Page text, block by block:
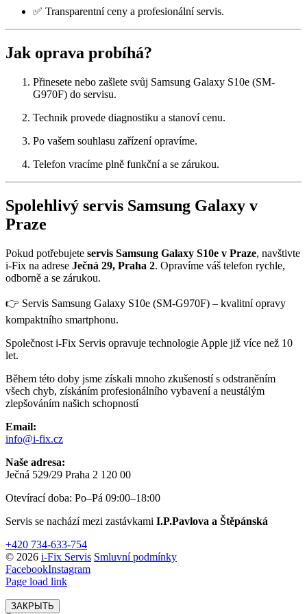
✅ Transparentní ceny a profesionální servis.
Jak oprava probíhá?
Přinesete nebo zašlete svůj Samsung Galaxy S10e (SM-
G970F) do servisu.
Technik provede diagnostiku a stanoví cenu.
Po vašem souhlasu zařízení opravíme.
Telefon vracíme plně funkční a se zárukou.
Spolehlivý servis Samsung Galaxy v
Praze
Pokud potřebujete servis Samsung Galaxy S10e v Praze, navštivte
i-Fix na adrese Ječná 29, Praha 2. Opravíme váš telefon rychle,
odborně a se zárukou.
👉 Servis Samsung Galaxy S10e (SM-G970F) – kvalitní opravy
kompaktního smartphonu.
Společnost i-Fix Servis opravuje technologie Apple již více než 10
let.
Během této doby jsme získali mnoho zkušeností s odstraněním
všech chyb, získáním profesionálního vybavení a neustálým
zlepšováním našich schopností
Email:
info@i-fix.cz
Naše adresa:
Ječná 529/29 Praha 2 120 00
Otevírací doba: Po–Pá 09:00–18:00
Servis se nachází mezi zastávkami I.P.Pavlova a Štěpánská
+420 734-633-754
© 2026 i-Fix Servis Smluvní podmínky
FacebookInstagram
Page load link
ЗАКРЫТЬ